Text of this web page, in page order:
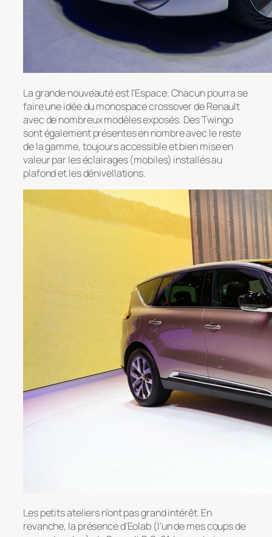
La grande nouveauté est l’Espace. Chacun pourra se
faire une idée du monospace crossover de Renault
avec de nombreux modèles exposés. Des Twingo
sont également présentes en nombre avec le reste
de la gamme, toujours accessible et bien mise en
valeur par les éclairages (mobiles) installés au
plafond et les dénivellations.
Les petits ateliers n’ont pas grand intérêt. En
revanche, la présence d’Eolab (l’un de mes coups de